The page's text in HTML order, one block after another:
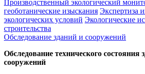
Производственный экологический
геоботанические изыскания Экспертиза
экологических условий Экологические
строительства
Обследование зданий и сооружений
Обследование технического состояния
сооружений